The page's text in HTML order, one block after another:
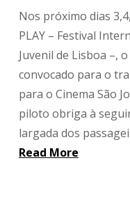
Nos próximo dias
PLAY – Festival
Juvenil de Lisboa –,
convocado para o
para o Cinema São
piloto obriga à
largada dos
Read More